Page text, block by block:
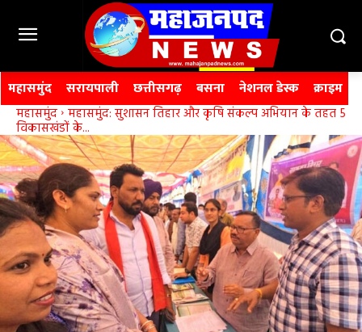
महासमुंद सरायपाली छत्तीसगढ़ बसना नेशनल डेस्क क्राइम
महासमुंद महासमुंद: सुशासन तिहार और कृषि संकल्प अभियान के तहत 5
विकासखंडों के...